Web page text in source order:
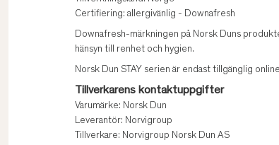
Certifiering: allergivänlig - Downafresh
Downafresh-märkningen på Norsk Duns
hänsyn till renhet och hygien.
Norsk Dun STAY serien är endast tillgänglig
Tillverkarens kontaktuppgifter
Varumärke: Norsk Dun
Leverantör: Norvigroup
Tillverkare: Norvigroup Norsk Dun AS